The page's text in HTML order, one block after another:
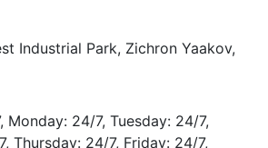
Industrial Park, Zichron Yaakov,
Monday: 24/7, Tuesday: 24/7,
Thursday: 24/7, Friday: 24/7,